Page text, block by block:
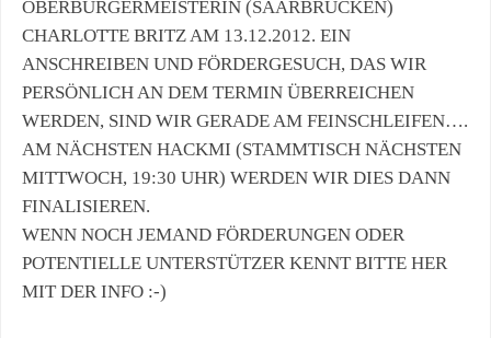
OBERBÜRGERMEISTERIN (SAARBRÜCKEN)
CHARLOTTE BRITZ AM 13.12.2012. EIN
ANSCHREIBEN UND FÖRDERGESUCH, DAS WIR
PERSÖNLICH AN DEM TERMIN ÜBERREICHEN
WERDEN, SIND WIR GERADE AM FEINSCHLEIFEN….
AM NÄCHSTEN HACKMI (STAMMTISCH NÄCHSTEN
MITTWOCH, 19:30 UHR) WERDEN WIR DIES DANN
FINALISIEREN.
WENN NOCH JEMAND FÖRDERUNGEN ODER
POTENTIELLE UNTERSTÜTZER KENNT BITTE HER
MIT DER INFO :-)